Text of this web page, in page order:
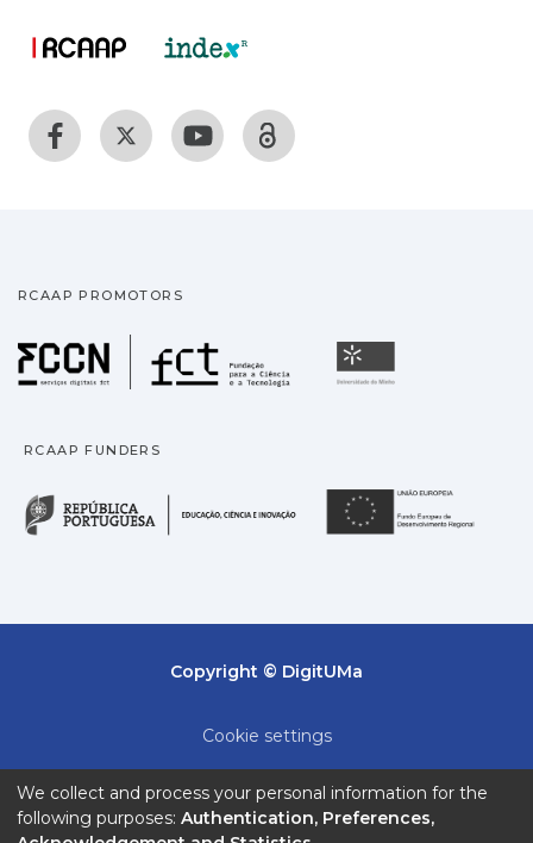
RCAAP PROMOTORS
Fundação para a
RCAAP FUNDERS
República Portuguesa
Copyright © DigitUMa
Cookie settings
End User Agreement
We collect and process your personal information for the
following purposes: Authentication, Preferences,